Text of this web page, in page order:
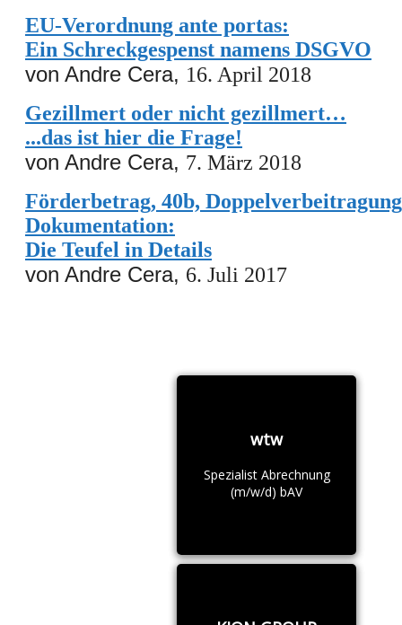
EU-Verordnung ante portas:
Ein Schreckgespenst namens DSGVO
von Andre Cera, 16. April 2018
Gezillmert oder nicht gezillmert…
...das ist hier die Frage!
von Andre Cera, 7. März 2018
Förderbetrag, 40b,
Dokumentation:
Die Teufel in Details
von Andre Cera, 6. Juli 2017
wtw
Spezialist Abrechnung
(m/w/d) bAV